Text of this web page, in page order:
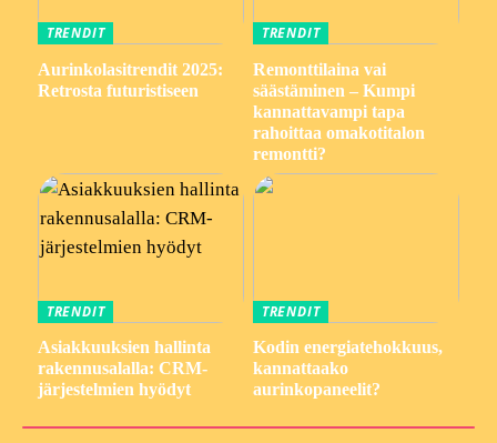
TRENDIT
Aurinkolasitrendit 2025:
Retrosta futuristiseen
TRENDIT
Remonttilaina vai
säästäminen – Kumpi
kannattavampi tapa
rahoittaa omakotitalon
remontti?
TRENDIT
Asiakkuuksien hallinta
rakennusalalla: CRM-
järjestelmien hyödyt
TRENDIT
Kodin energiatehokkuus,
kannattaako
aurinkopaneelit?